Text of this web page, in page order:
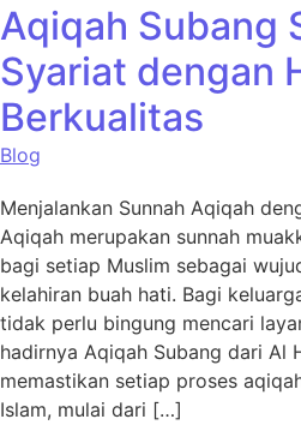
Aqiqah Subang
Syariat dengan
Berkualitas
Blog
Menjalankan Sunnah Aqiqah
Aqiqah merupakan sunnah
bagi setiap Muslim sebagai
kelahiran buah hati. Bagi
tidak perlu bingung mencari
hadirnya Aqiqah Subang dari Al
memastikan setiap proses
Islam, mulai dari […]